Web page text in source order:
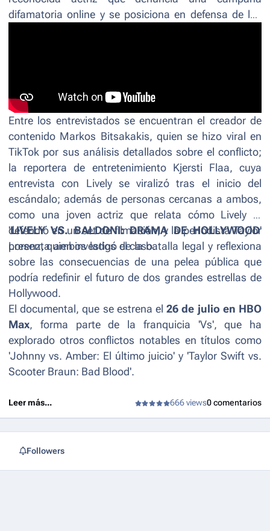
difamatoria online y se posiciona en defensa de las
Entre los entrevistados se encuentran el creador de
contenido Markos Bitsakakis, quien se hizo viral en
TikTok por sus análisis detallados sobre el conflicto;
la reportera de entretenimiento Kjersti Flaa, cuya
entrevista con Lively se viralizó tras el inicio del
escándalo; además de personas cercanas a ambos,
como una joven actriz que relata cómo Lively la
defendió en un set de filmación, y la periodista Taylor
Lorenz, quien investigó el caso.
'LIVELY VS. BALDONI: DRAMA DE HOLLYWOOD'
presenta ambos lados de la batalla legal y reflexiona
sobre las consecuencias de una pelea pública que
podría redefinir el futuro de dos grandes estrellas de
Hollywood.
El documental, que se estrena el 26 de julio en HBO
Max, forma parte de la franquicia 'Vs', que ha
explorado otros conflictos notables en títulos como
'Johnny vs. Amber: El último juicio' y 'Taylor Swift vs.
Scooter Braun: Bad Blood'.
Leer más... 666 views0 comentarios
Followers